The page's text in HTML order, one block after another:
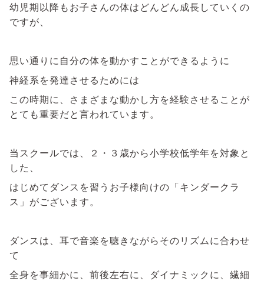
幼児期以降もお子さんの体はどんどん成長していくの
ですが、
思い通りに自分の体を動かすことができるように
神経系を発達させるためには
この時期に、さまざまな動かし方を経験させることが
とても重要だと言われています。
当スクールでは、２・３歳から小学校低学年を対象と
した、
はじめてダンスを習うお子様向けの「キンダークラ
ス」がございます。
ダンスは、耳で音楽を聴きながらそのリズムに合わせ
て
全身を事細かに、前後左右に、ダイナミックに、繊細